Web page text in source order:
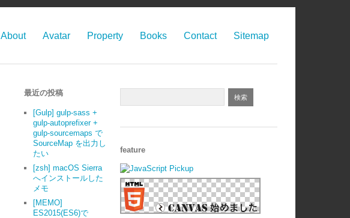
About Avatar Property Books Contact Sitemap
最近の投稿
[Gulp] gulp-sass +
gulp-autoprefixer +
gulp-sourcemaps で
SourceMap を出力し
たい
[zsh] macOS Sierra
へインストールした
メモ
[MEMO]
ES2015(ES6)で
feature